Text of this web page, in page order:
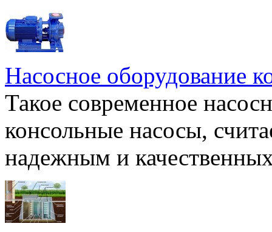
Насосное оборудование
Такое современное
консольные насосы,
надежным и